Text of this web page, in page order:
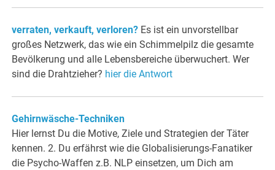
verraten, verkauft, verloren? Es ist ein unvorstellbar
großes Netzwerk, das wie ein Schimmelpilz die gesamte
Bevölkerung und alle Lebensbereiche überwuchert. Wer
sind die Drahtzieher? hier die Antwort
Gehirnwäsche-Techniken
Hier lernst Du die Motive, Ziele und Strategien der Täter
kennen. 2. Du erfährst wie die Globalisierungs-Fanatiker
die Psycho-Waffen z.B. NLP einsetzen, um Dich am